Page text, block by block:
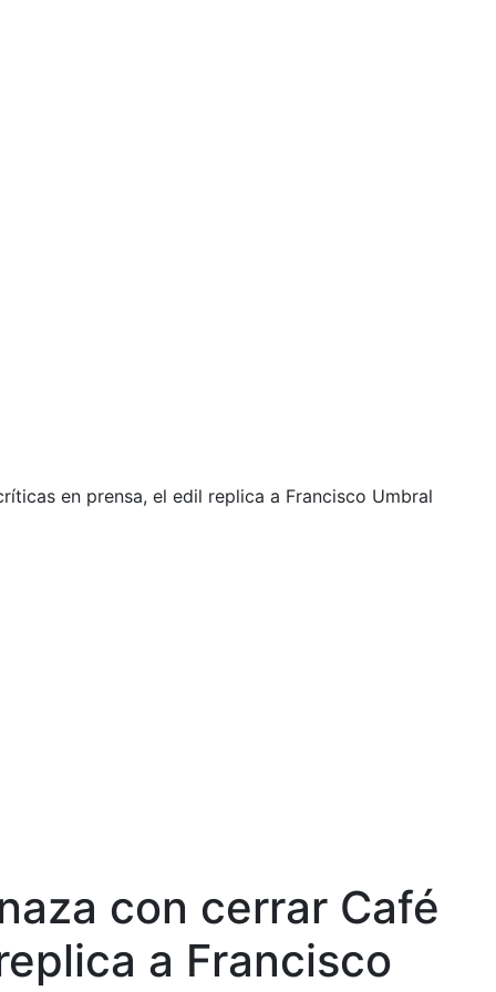
en prensa, el edil replica a Francisco Umbral
con cerrar Café
a Francisco